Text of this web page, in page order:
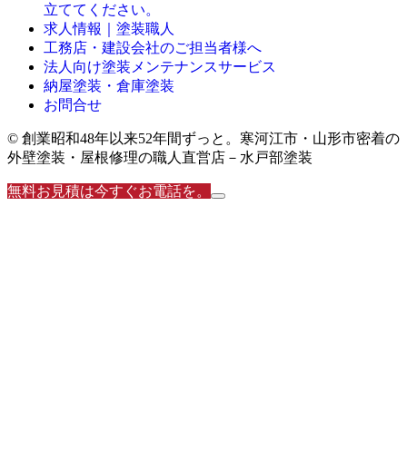
立ててください。
求人情報｜塗装職人
工務店・建設会社のご担当者様へ
法人向け塗装メンテナンスサービス
納屋塗装・倉庫塗装
お問合せ
© 創業昭和48年以来52年間ずっと。寒河江市・山形市密着の
外壁塗装・屋根修理の職人直営店－水戸部塗装
無料お見積は今すぐお電話を。